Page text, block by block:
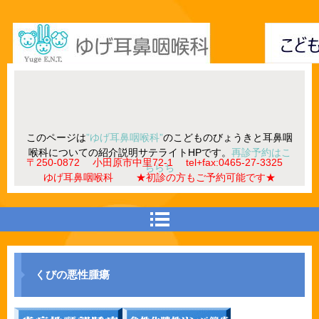
〒250-0872 小田原市中里72-1 tel+fax:0465-27-3325
ゆげ耳鼻咽喉科 ★初診の方もご予約可能です★
このページは”ゆげ耳鼻咽喉科”のこどものびょうきと耳鼻咽
喉科についての紹介説明サテライトHPです。 再診予約はこ
ちらち
くびの悪性腫瘍